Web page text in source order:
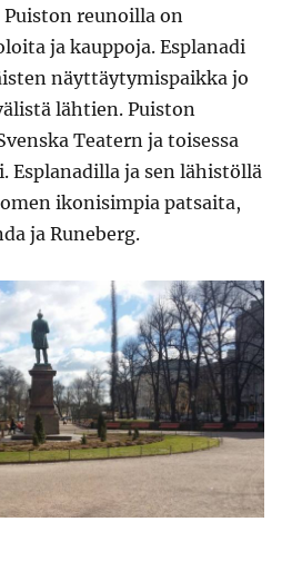
reunoilla on
ja kauppoja. Esplanadi
näyttäytymispaikka jo
lähtien. Puiston
Teatern ja toisessa
Esplanadilla ja sen lähistöllä
ikonisimpia patsaita,
ja Runeberg.